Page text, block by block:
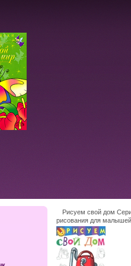
Рисуем свой дом
рисования для